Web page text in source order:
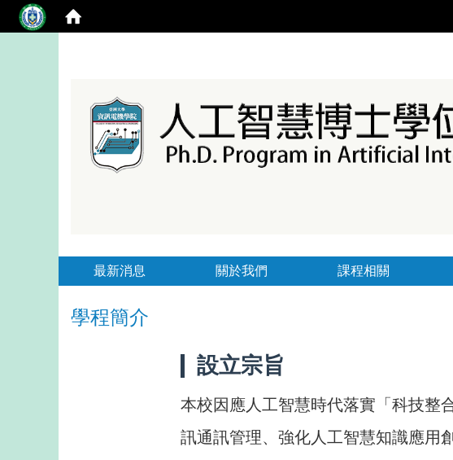
最新消息 關於我們 課程相關
學程簡介
設立宗旨
本校因應人工智慧時代落實「科技整
訊通訊管理、強化人工智慧知識應用